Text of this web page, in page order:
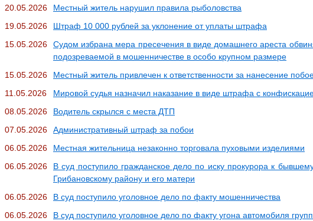
20.05.2026
Местный житель нарушил правила рыболовства
19.05.2026
Штраф 10 000 рублей за уклонение от уплаты штрафа
15.05.2026
Судом избрана мера пресечения в виде домашнего ареста
подозреваемой в мошенничестве в особо крупном размере
15.05.2026
Местный житель привлечен к ответственности за нанесение
11.05.2026
Мировой судья назначил наказание в виде штрафа с
08.05.2026
Водитель скрылся с места ДТП
07.05.2026
Административный штраф за побои
06.05.2026
Местная жительница незаконно торговала пуховыми изделиями
06.05.2026
В суд поступило гражданское дело по иску прокурора к
Грибановскому району и его матери
06.05.2026
В суд поступило уголовное дело по факту мошенничества
06.05.2026
В суд поступило уголовное дело по факту угона автомобиля